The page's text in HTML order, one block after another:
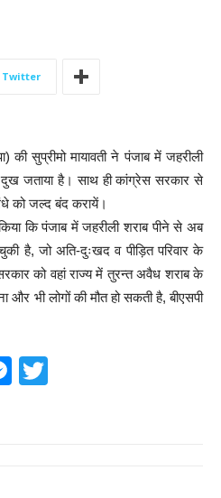
Twitter
सुप्रीमो मायावती ने पंजाब में जहरीली
दुख जताया है। साथ ही कांग्रेस सरकार से
को जल्द बंद करायें।
कि पंजाब में जहरीली शराब पीने से अब
है, जो अति-दुःखद व पीड़ित परिवार के
को वहां राज्य में तुरन्त अवैध शराब के
और भी लोगों की मौत हो सकती है, बीएसपी
M